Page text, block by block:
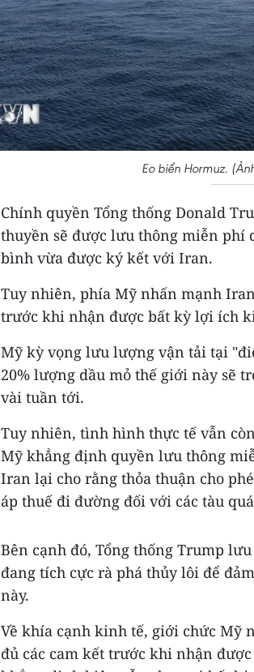
Eo biển Hormuz.
Chính quyền Tổng thống Donald
thuyền sẽ được lưu thông miễn phí
bình vừa được ký kết với Iran.
Tuy nhiên, phía Mỹ nhấn mạnh
trước khi nhận được bất kỳ lợi ích
Mỹ kỳ vọng lưu lượng vận tải tại
20% lượng dầu mỏ thế giới này sẽ
vài tuần tới.
Tuy nhiên, tình hình thực tế vẫn
Mỹ khẳng định quyền lưu thông
Iran lại cho rằng thỏa thuận cho
áp thuế đi đường đối với các tàu
Bên cạnh đó, Tổng thống Trump
đang tích cực rà phá thủy lôi để
này.
Về khía cạnh kinh tế, giới chức Mỹ
đủ các cam kết trước khi nhận